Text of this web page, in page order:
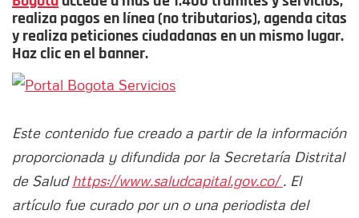
realiza pagos en línea (no tributarios), agenda citas
y realiza peticiones ciudadanas en un mismo lugar.
Haz clic en el banner.
Este contenido fue creado a partir de la información
proporcionada y difundida por la Secretaría Distrital
de Saludhttps://www.saludcapital.gov.co/. El
artículo fue curado por un o una periodista del